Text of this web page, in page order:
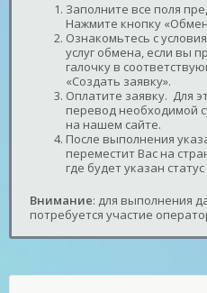
Заполните все поля
Нажмите кнопку
Ознакомьтесь с
услуг обмена, если вы
галочку в
«Создать заявку».
Оплатите заявку. Для
перевод необходимой
на нашем сайте.
После выполнения
переместит Вас на
где будет указан
Внимание: для выполнения
потребуется участие